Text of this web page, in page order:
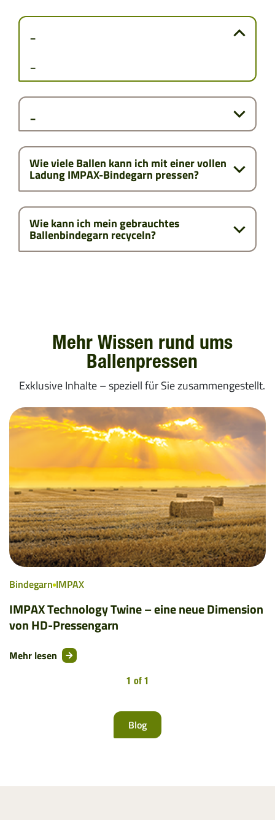
SLOWENIEN
ZYPERN
TCHECHIEN
LETTLAND
LITAUEN
SLOWAKAI
TÜRKEI
Wie viele Ballen kann ich mit einer vollen
Ladung IMPAX-Bindegarn pressen?
Wie kann ich mein gebrauchtes
Ballenbindegarn recyceln?
Mehr Wissen rund ums
Ballenpressen
Exklusive Inhalte – speziell für Sie zusammengestellt.
Bindegarn IMPAX
IMPAX Technology Twine – eine neue Dimension
von HD-Pressengarn
Mehr lesen
1 of 1
Blog